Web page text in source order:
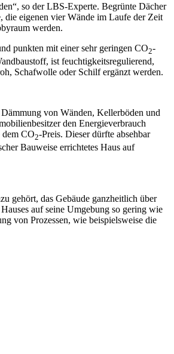
so der LBS-Experte. Begrünte Dächer
die eigenen vier Wände im Laufe der Zeit
werden.
punkten mit einer sehr geringen CO2-
ist feuchtigkeitsregulierend,
Schafwolle oder Schilf ergänzt werden.
von Wänden, Kellerböden und
den Energieverbrauch
dem CO2-Preis. Dieser dürfte absehbar
Bauweise errichtetes Haus auf
gehört, das Gebäude ganzheitlich über
auf seine Umgebung so gering wie
von Prozessen, wie beispielsweise die